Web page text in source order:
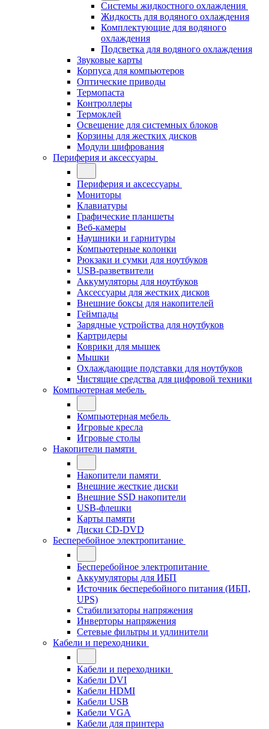
Системы жидкостного охлаждения
Жидкость для водяного охлаждения
Комплектующие для водяного
охлаждения
Подсветка для водяного охлаждения
Звуковые карты
Корпуса для компьютеров
Оптические приводы
Термопаста
Контроллеры
Термоклей
Освещение для системных блоков
Корзины для жестких дисков
Модули шифрования
Периферия и аксессуары
Периферия и аксессуары
Мониторы
Клавиатуры
Графические планшеты
Веб-камеры
Наушники и гарнитуры
Компьютерные колонки
Рюкзаки и сумки для ноутбуков
USB-разветвители
Аккумуляторы для ноутбуков
Аксессуары для жестких дисков
Внешние боксы для накопителей
Геймпады
Зарядные устройства для ноутбуков
Картридеры
Коврики для мышек
Мышки
Охлаждающие подставки для ноутбуков
Чистящие средства для цифровой техники
Компьютерная мебель
Компьютерная мебель
Игровые кресла
Игровые столы
Накопители памяти
Накопители памяти
Внешние жесткие диски
Внешние SSD накопители
USB-флешки
Карты памяти
Диски CD-DVD
Бесперебойное электропитание
Бесперебойное электропитание
Аккумуляторы для ИБП
Источник бесперебойного питания (ИБП,
UPS)
Стабилизаторы напряжения
Инверторы напряжения
Сетевые фильтры и удлинители
Кабели и переходники
Кабели и переходники
Кабели DVI
Кабели HDMI
Кабели USB
Кабели VGA
Кабели для принтера